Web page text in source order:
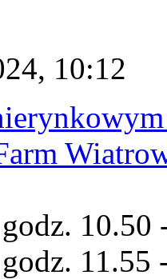
10:12
10.50
11.55